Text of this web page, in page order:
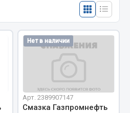
подогреватели
Нет в наличии
Арт. 2389907147
Смазка Газпромнефть